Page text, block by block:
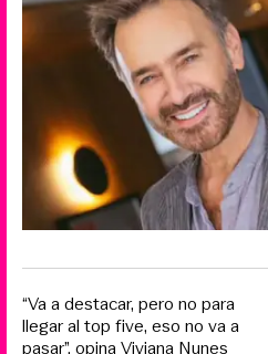
“Va a destacar, pero no para
llegar al top five, eso no va a
pasar”, opina Viviana Nunes